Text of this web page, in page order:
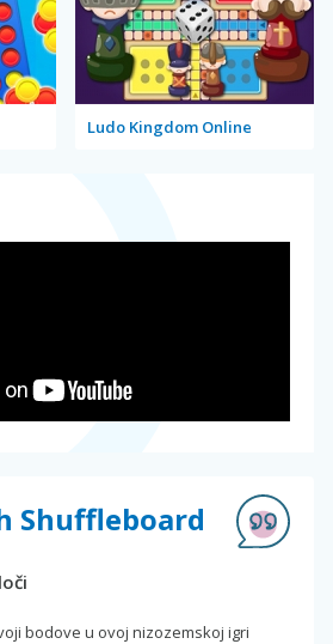
Ludo Kingdom Online
Shuffleboard
bodove u ovoj nizozemskoj igri